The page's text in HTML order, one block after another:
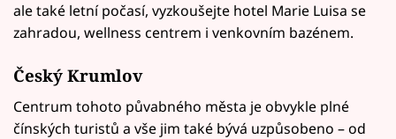
ale také letní počasí, vyzkoušejte hotel Marie Luisa se
zahradou, wellness centrem i venkovním bazénem.
Český Krumlov
Centrum tohoto půvabného města je obvykle plné
čínských turistů a vše jim také bývá uzpůsobeno – od